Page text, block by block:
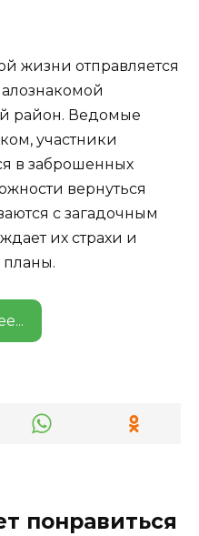
жизни отправляется
район. Ведомые
участники
в заброшенных
вернуться
с загадочным
их страхи и
планы.
понравиться